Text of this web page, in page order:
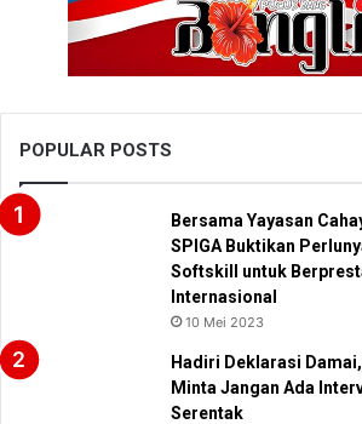
POPULAR POSTS
Bersama Yayasan
SPIGA Buktikan
Softskill untuk
Internasional
10 Mei 2023
Hadiri Deklarasi
Minta Jangan Ada
Serentak